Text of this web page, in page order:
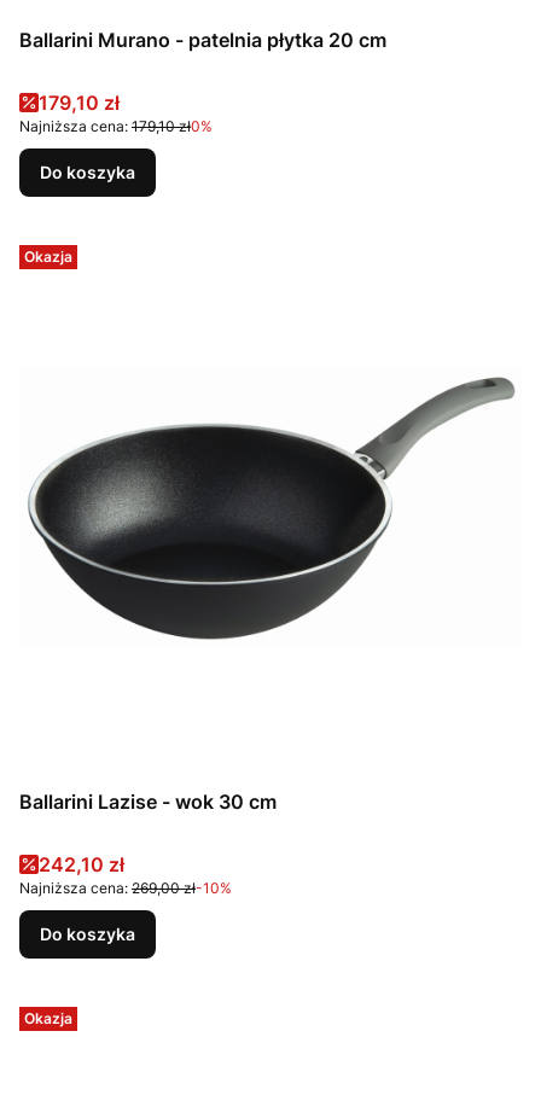
Ballarini Murano - patelnia płytka 20 cm
Cena promocyjna
179,10 zł
Najniższa cena: 179,10 zł0%
Do koszyka
Okazja
Ballarini Lazise - wok 30 cm
Cena promocyjna
242,10 zł
Najniższa cena: 269,00 zł-10%
Do koszyka
Okazja